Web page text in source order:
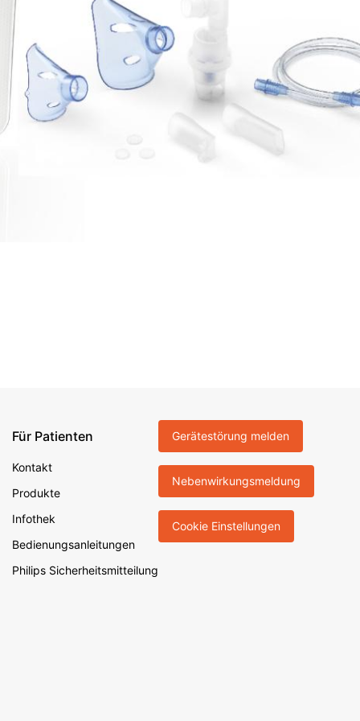
Für Patienten
Kontakt
Produkte
Infothek
Bedienungsanleitungen
Philips Sicherheitsmitteilung
Gerätestörung melden
Nebenwirkungsmeldung
Cookie Einstellungen